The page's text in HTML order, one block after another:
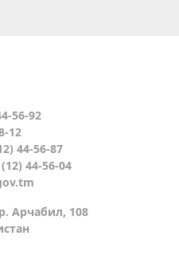
56-92
12
44-56-87
44-56-04
Арчабил, 108